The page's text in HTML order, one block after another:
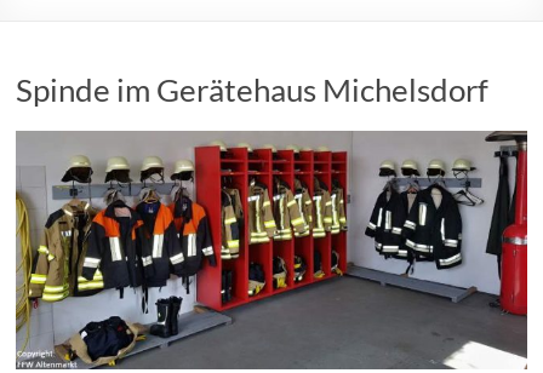
Spinde im Gerätehaus Michelsdorf